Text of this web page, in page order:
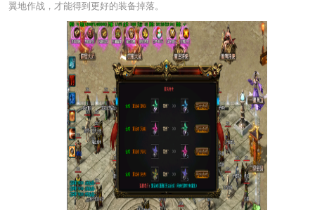
翼地作战，才能得到更好的装备掉落。